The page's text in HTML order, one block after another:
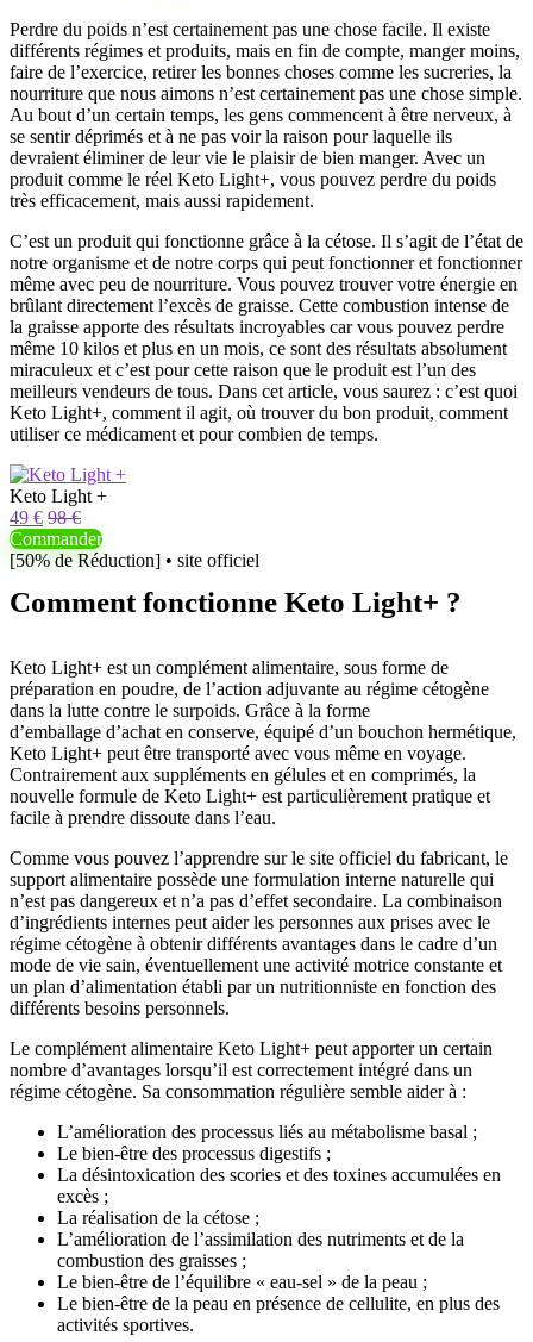
Perdre du poids n’est certainement pas une chose facile. Il existe
différents régimes et produits, mais en fin de compte, manger moins,
faire de l’exercice, retirer les bonnes choses comme les sucreries, la
nourriture que nous aimons n’est certainement pas une chose simple.
Au bout d’un certain temps, les gens commencent à être nerveux, à
se sentir déprimés et à ne pas voir la raison pour laquelle ils
devraient éliminer de leur vie le plaisir de bien manger. Avec un
produit comme le réel Keto Light+, vous pouvez perdre du poids
très efficacement, mais aussi rapidement.
C’est un produit qui fonctionne grâce à la cétose. Il s’agit de l’état de
notre organisme et de notre corps qui peut fonctionner et fonctionner
même avec peu de nourriture. Vous pouvez trouver votre énergie en
brûlant directement l’excès de graisse. Cette combustion intense de
la graisse apporte des résultats incroyables car vous pouvez perdre
même 10 kilos et plus en un mois, ce sont des résultats absolument
miraculeux et c’est pour cette raison que le produit est l’un des
meilleurs vendeurs de tous. Dans cet article, vous saurez : c’est quoi
Keto Light+, comment il agit, où trouver du bon produit, comment
utiliser ce médicament et pour combien de temps.
Keto Light +
49 € 98 €
Commander
[50% de Réduction] • site officiel
Comment fonctionne Keto Light+ ?
Keto Light+ est un complément alimentaire, sous forme de
préparation en poudre, de l’action adjuvante au régime cétogène
dans la lutte contre le surpoids. Grâce à la forme
d’emballage d’achat en conserve, équipé d’un bouchon hermétique,
Keto Light+ peut être transporté avec vous même en voyage.
Contrairement aux suppléments en gélules et en comprimés, la
nouvelle formule de Keto Light+ est particulièrement pratique et
facile à prendre dissoute dans l’eau.
Comme vous pouvez l’apprendre sur le site officiel du fabricant, le
support alimentaire possède une formulation interne naturelle qui
n’est pas dangereux et n’a pas d’effet secondaire. La combinaison
d’ingrédients internes peut aider les personnes aux prises avec le
régime cétogène à obtenir différents avantages dans le cadre d’un
mode de vie sain, éventuellement une activité motrice constante et
un plan d’alimentation établi par un nutritionniste en fonction des
différents besoins personnels.
Le complément alimentaire Keto Light+ peut apporter un certain
nombre d’avantages lorsqu’il est correctement intégré dans un
régime cétogène. Sa consommation régulière semble aider à :
L’amélioration des processus liés au métabolisme basal ;
Le bien-être des processus digestifs ;
La désintoxication des scories et des toxines accumulées en
excès ;
La réalisation de la cétose ;
L’amélioration de l’assimilation des nutriments et de la
combustion des graisses ;
Le bien-être de l’équilibre « eau-sel » de la peau ;
Le bien-être de la peau en présence de cellulite, en plus des
activités sportives.